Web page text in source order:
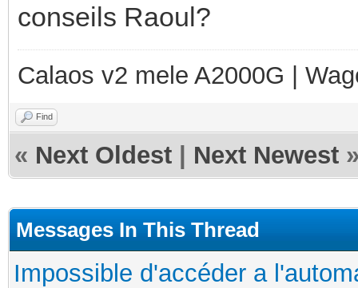
conseils Raoul?
Calaos v2 mele A2000G |
Find
« Next Oldest Next Newest
Messages In This Thread
Impossible d'accéder a